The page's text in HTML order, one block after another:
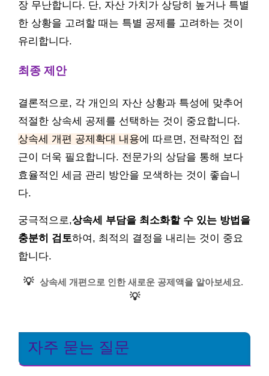
장 무난합니다. 단, 자산 가치가 상당히 높거나 특별
한 상황을 고려할 때는 특별 공제를 고려하는 것이
유리합니다.
최종 제안
결론적으로, 각 개인의 자산 상황과 특성에 맞추어
적절한 상속세 공제를 선택하는 것이 중요합니다.
상속세 개편 공제확대 내용에 따르면, 전략적인 접
근이 더욱 필요합니다. 전문가의 상담을 통해 보다
효율적인 세금 관리 방안을 모색하는 것이 좋습니
다.
궁극적으로,상속세 부담을 최소화할 수 있는 방법을
충분히 검토하여, 최적의 결정을 내리는 것이 중요
합니다.
💡 상속세 개편으로 인한 새로운 공제액을 알아보세요.
💡
자주 묻는 질문